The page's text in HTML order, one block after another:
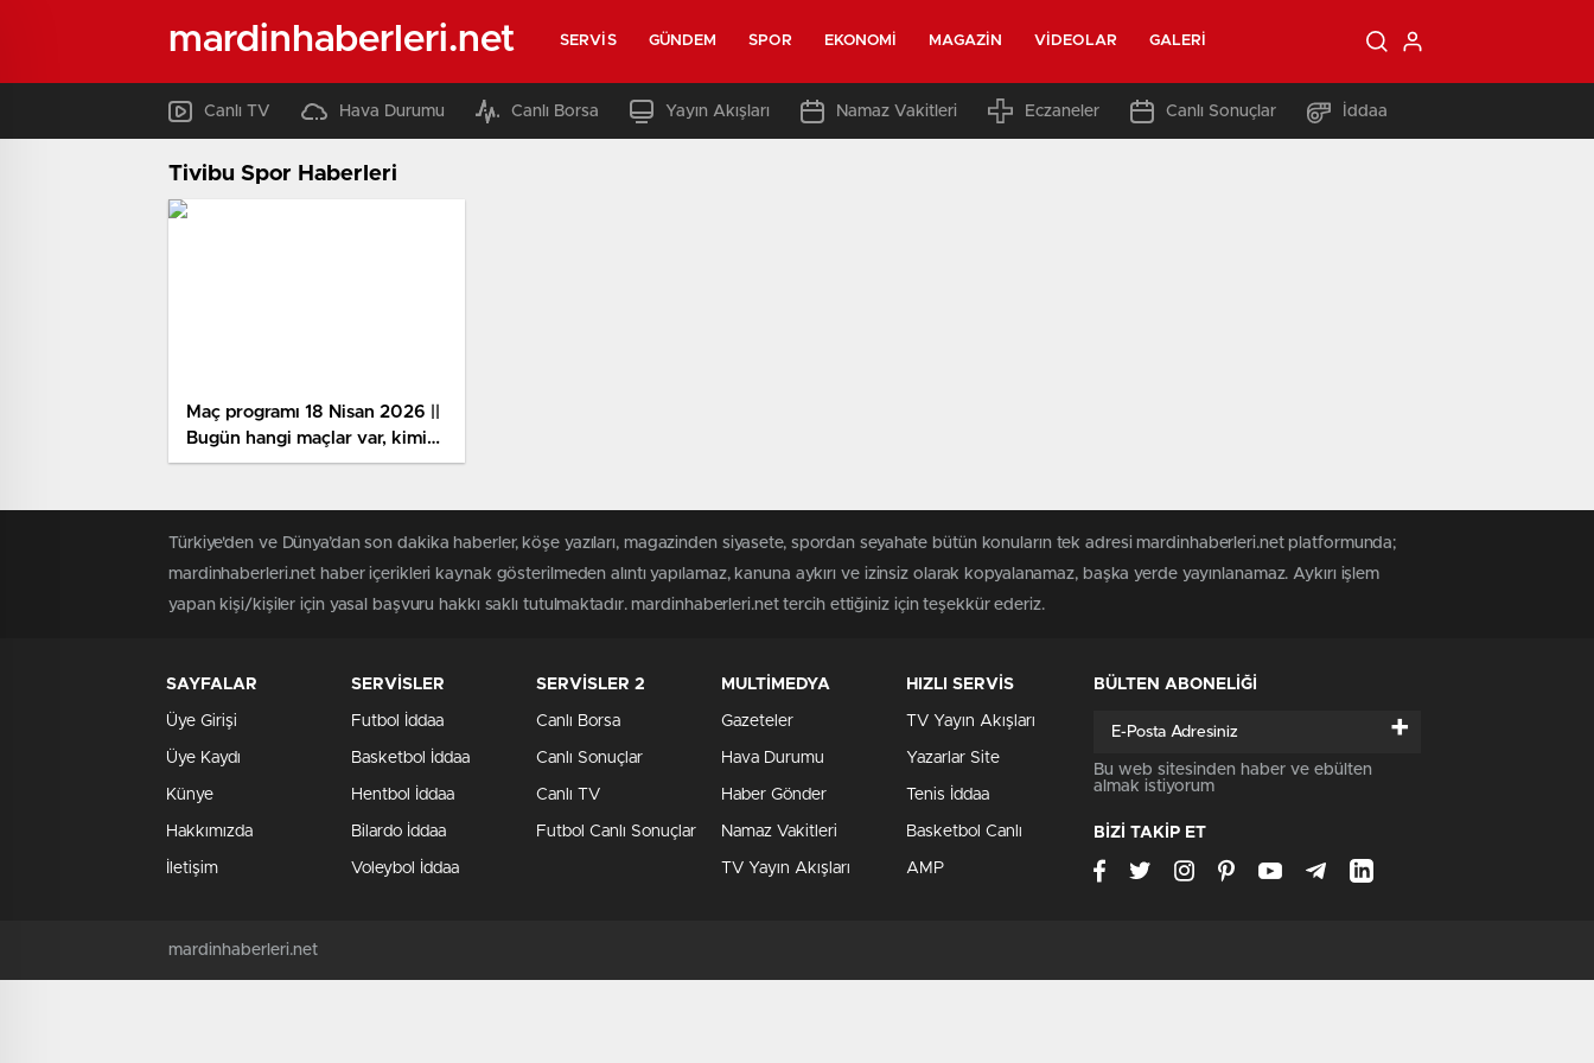
mardinhaberleri.net SERVIS GÜNDEM SPOR EKONOMI MAGAZIN VIDEOLAR GALERI
Canlı TV Hava Durumu Canlı Borsa Yayın Akışları Namaz Vakitleri Eczaneler Canlı Sonuçlar İddaa
Tivibu Spor Haberleri
Maç programı 18 Nisan 2026 ||
Bugün hangi maçlar var, kimin
maçı var, saat kaçta?
Türkiye'den ve Dünya’dan son dakika haberler, köşe yazıları, magazinden siyasete, spordan seyahate bütün konuların tek adresi mardinhaberleri.net platformunda;
mardinhaberleri.net haber içerikleri kaynak gösterilmeden alıntı yapılamaz, kanuna aykırı ve izinsiz olarak kopyalanamaz, başka yerde yayınlanamaz. Aykırı işlem
yapan kişi/kişiler için yasal başvuru hakkı saklı tutulmaktadır. mardinhaberleri.net tercih ettiğiniz için teşekkür ederiz.
SAYFALAR
Üye Girişi
Üye Kaydı
Künye
Hakkımızda
İletişim
SERVİSLER
Futbol İddaa
Basketbol İddaa
Hentbol İddaa
Bilardo İddaa
Voleybol İddaa
SERVİSLER 2
Canlı Borsa
Canlı Sonuçlar
Canlı TV
Futbol Canlı Sonuçlar
MULTİMEDYA
Gazeteler
Hava Durumu
Haber Gönder
Namaz Vakitleri
TV Yayın Akışları
HIZLI SERVİS
TV Yayın Akışları
Yazarlar Site
Tenis İddaa
Basketbol Canlı
AMP
BÜLTEN ABONELİĞİ
+
Bu web sitesinden haber ve ebülten
almak istiyorum
BİZİ TAKİP ET
mardinhaberleri.net